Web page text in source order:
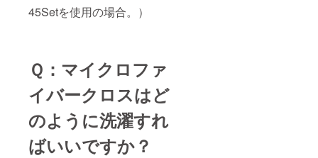
45Setを使用の場合。）
Ｑ：マイクロファ
イバークロスはど
のように洗濯すれ
ばいいですか？